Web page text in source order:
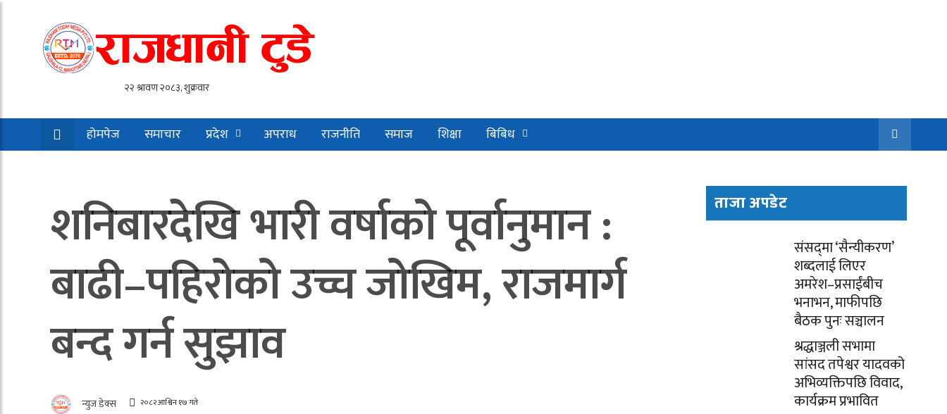
होमपेज समाचार प्रदेश अपराध राजनीति समाज शिक्षा बिबिध
शनिबारदेखि भारी वर्षाको पूर्वानुमान :
बाढी–पहिरोको उच्च जोखिम, राजमार्ग
बन्द गर्न सुझाव
न्युज डेक्स २०८२ आश्विन १७ गते
ताजा अपडेट
संसद्‌मा ‘सैन्यीकरण’
शब्दलाई लिएर
अमरेश–प्रसाईंबीच
भनाभन, माफीपछि
बैठक पुनः सञ्चालन
श्रद्धाञ्जली सभामा
सांसद तपेश्वर यादवको
अभिव्यक्तिपछि विवाद,
कार्यक्रम प्रभावित